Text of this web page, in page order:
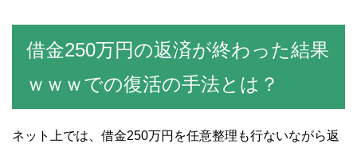
借金250万円の返済が終わった結果
ｗｗｗでの復活の手法とは？
ネット上では、借金250万円を任意整理も行ないながら返